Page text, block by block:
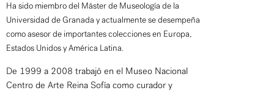
Ha sido miembro del Máster de Museología de la
Universidad de Granada y actualmente se desempeña
como asesor de importantes colecciones en Europa,
Estados Unidos y América Latina.
De 1999 a 2008 trabajó en el Museo Nacional
Centro de Arte Reina Sofía como curador y